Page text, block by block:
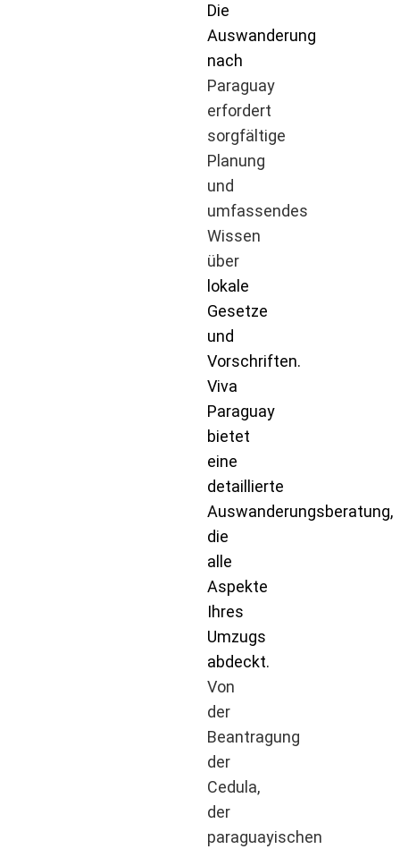
Die
Auswanderung
nach
Paraguay
erfordert
sorgfältige
Planung
und
umfassendes
Wissen
über
lokale
Gesetze
und
Vorschriften.
Viva
Paraguay
bietet
eine
detaillierte
Auswanderungsberatung,
die
alle
Aspekte
Ihres
Umzugs
abdeckt.
Von
der
Beantragung
der
Cedula,
der
paraguayischen